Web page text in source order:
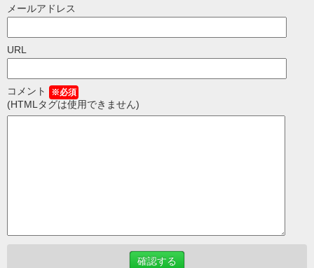
メールアドレス
URL
コメント ※必須
(HTMLタグは使用できません)